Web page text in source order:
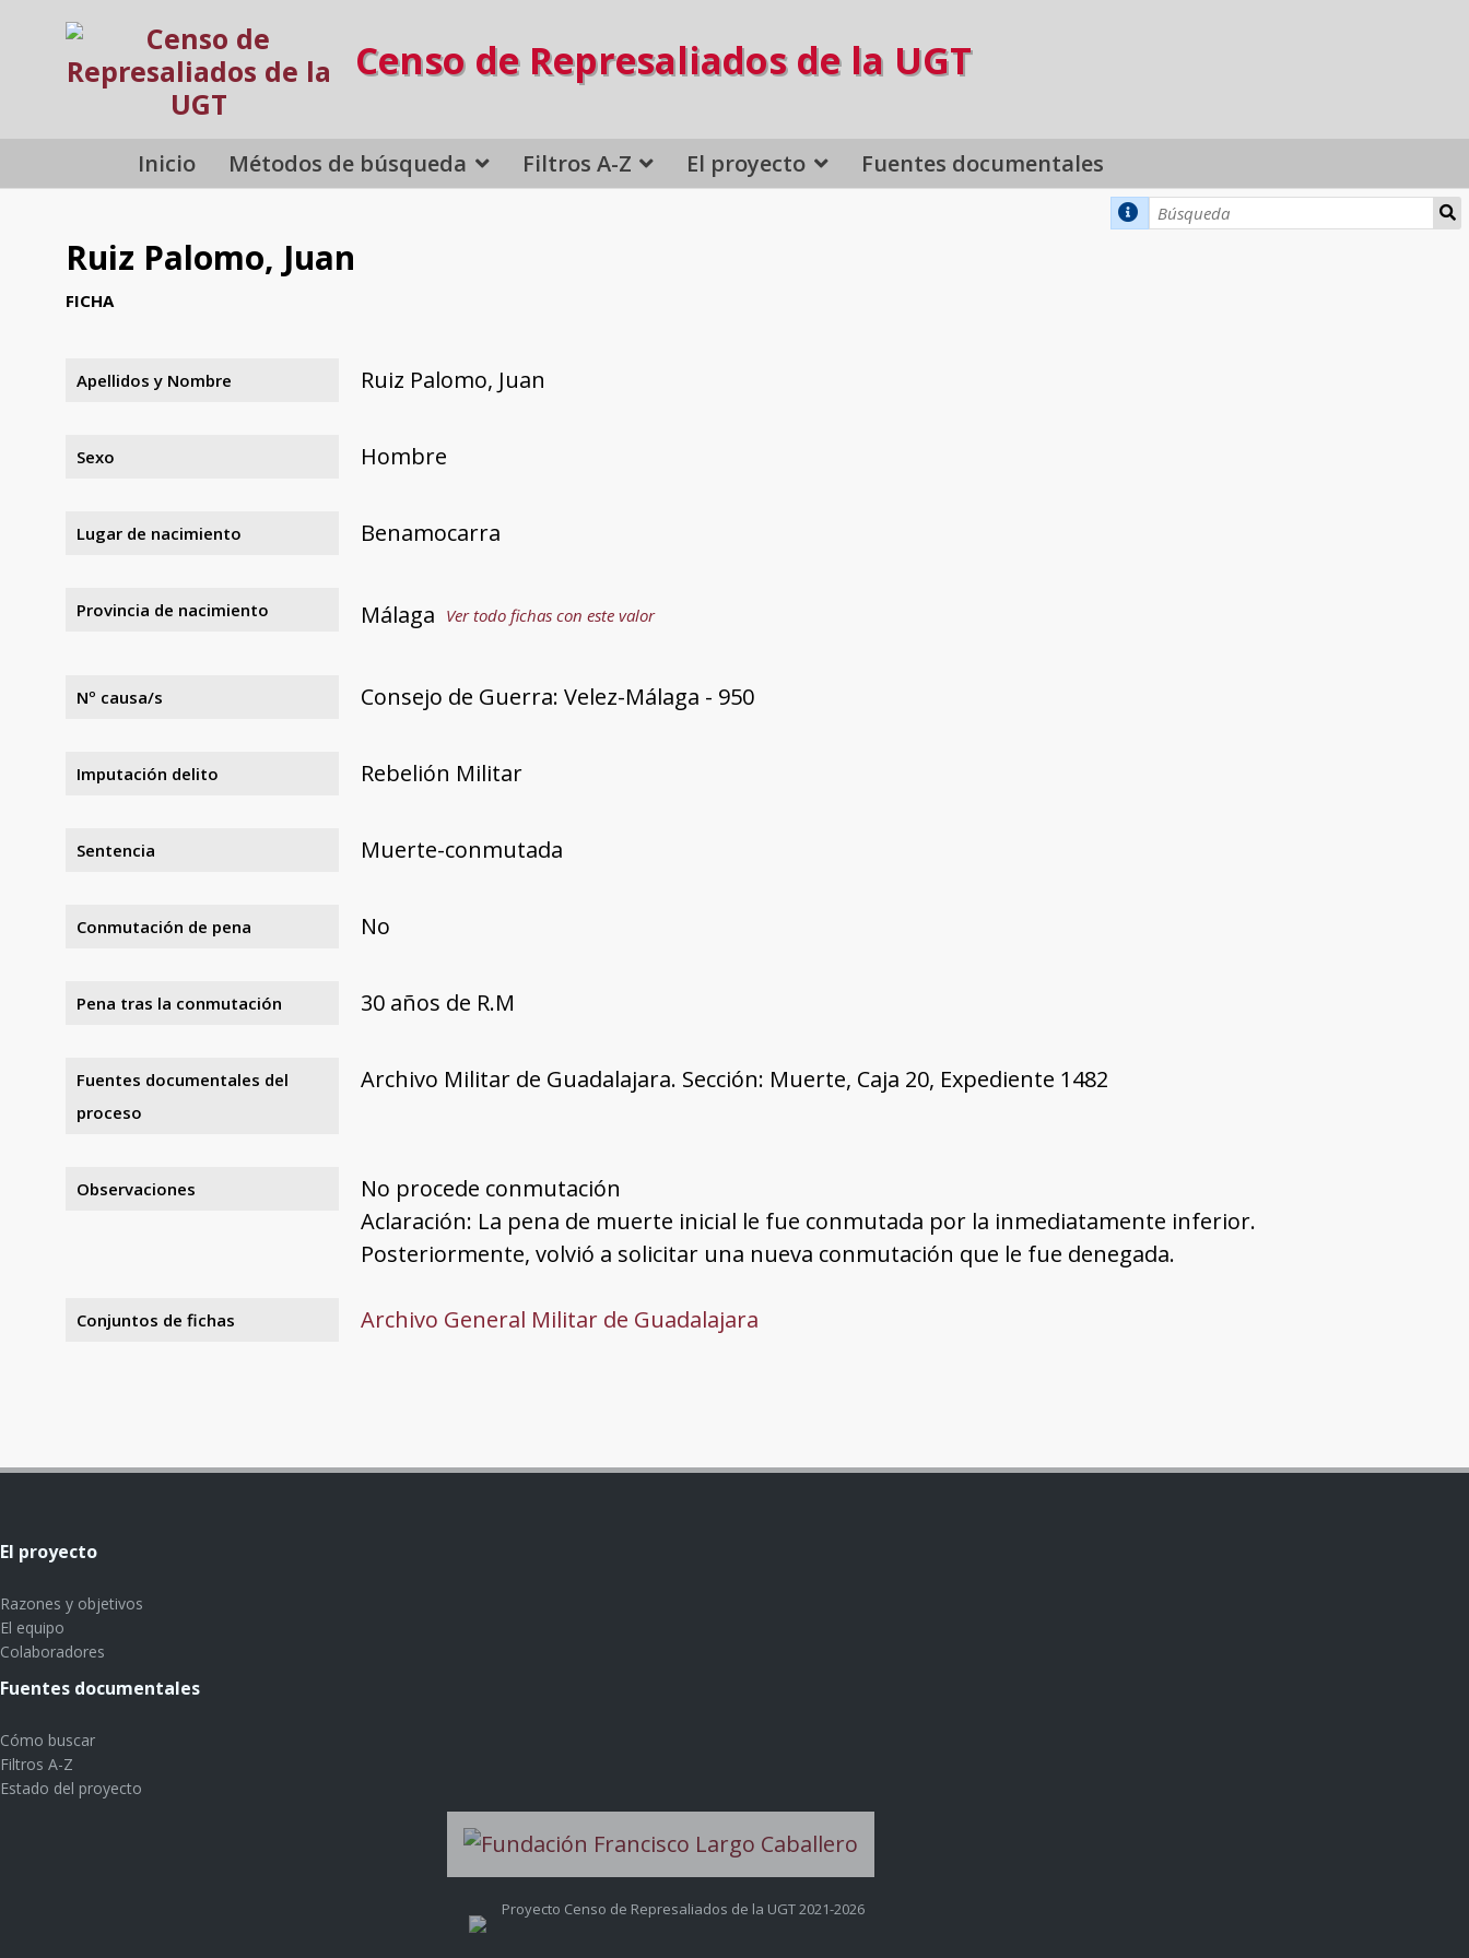
Censo de Represaliados de la UGT
Inicio Métodos de búsqueda Filtros A-Z El proyecto Fuentes documentales
Ruiz Palomo, Juan
FICHA
Apellidos y Nombre Ruiz Palomo, Juan
Sexo Hombre
Lugar de nacimiento Benamocarra
Provincia de nacimiento Málaga Ver todo fichas con este valor
Nº causa/s Consejo de Guerra: Velez-Málaga - 950
Imputación delito Rebelión Militar
Sentencia Muerte-conmutada
Conmutación de pena No
Pena tras la conmutación 30 años de R.M
Fuentes documentales del
proceso
Archivo Militar de Guadalajara. Sección: Muerte, Caja 20, Expediente 1482
Observaciones
No procede conmutación
Aclaración: La pena de muerte inicial le fue conmutada por la inmediatamente inferior.
Posteriormente, volvió a solicitar una nueva conmutación que le fue denegada.
Conjuntos de fichas Archivo General Militar de Guadalajara
El proyecto
Razones y objetivos
El equipo
Colaboradores
Fuentes documentales
Cómo buscar
Filtros A-Z
Estado del proyecto
Proyecto Censo de Represaliados de la UGT 2021-2026